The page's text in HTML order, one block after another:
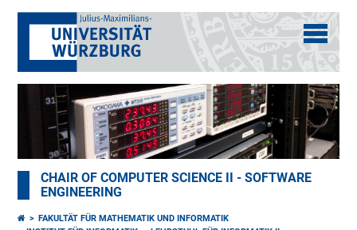
CHAIR OF COMPUTER SCIENCE II - SOFTWARE
ENGINEERING
FAKULTÄT FÜR MATHEMATIK UND INFORMATIK